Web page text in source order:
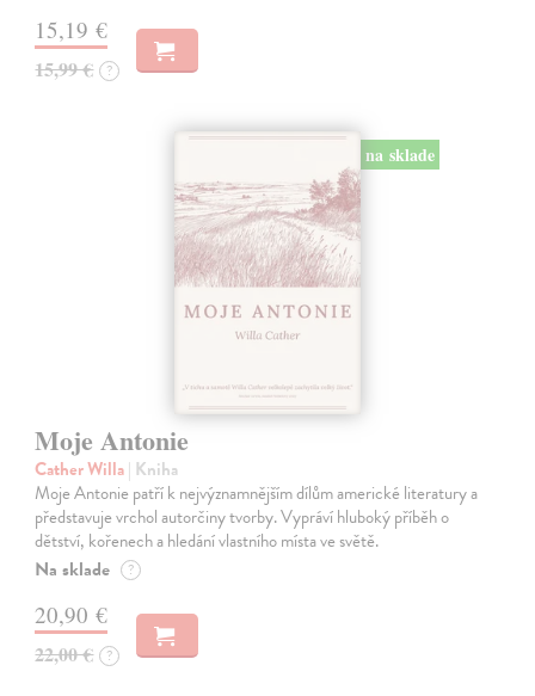
15,19 €
15,99 € ?
na sklade
Moje Antonie
Cather Willa| Kniha
Moje Antonie patří k nejvýznamnějším dílům americké literatury a
představuje vrchol autorčiny tvorby. Vypráví hluboký příběh o
dětství, kořenech a hledání vlastního místa ve světě.
Na sklade ?
20,90 €
22,00 € ?